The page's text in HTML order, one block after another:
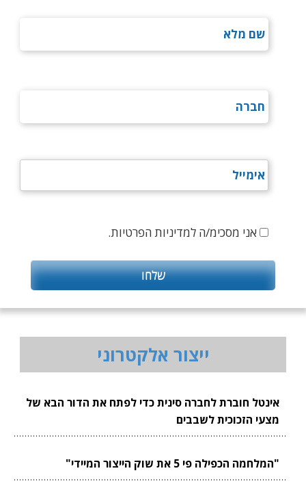
אני מסכימ/ה למדיניות הפרטיות.
ייצור אלקטרוני
אינטל חוברת לחברה סינית כדי לפתח את הדור הבא של
מצעי הזכוכית לשבבים
"המלחמה הכפילה פי 5 את שוק הייצור המיידי"